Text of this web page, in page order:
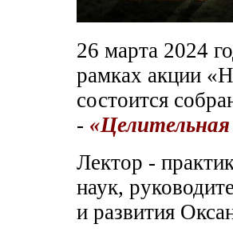
26 марта 2024
рамках акции
состоится
-
Лектор -
наук,
и развития